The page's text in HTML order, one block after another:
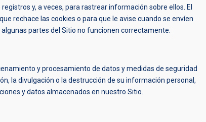
y, a veces, para rastrear información sobre ellos. El
rechace las cookies o para que le avise cuando se envíen
partes del Sitio no funcionen correctamente.
y procesamiento de datos y medidas de seguridad
la divulgación o la destrucción de su información personal,
y datos almacenados en nuestro Sitio.